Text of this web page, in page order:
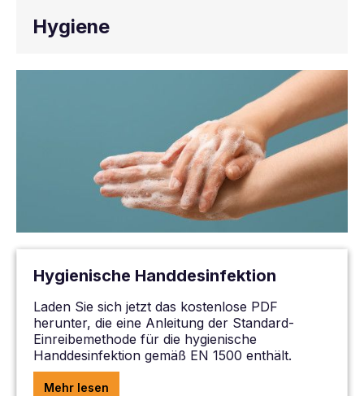
Hygiene
Hygienische Handdesinfektion
Laden Sie sich jetzt das kostenlose PDF
herunter, die eine Anleitung der Standard-
Einreibemethode für die hygienische
Handdesinfektion gemäß EN 1500 enthält.
Mehr lesen